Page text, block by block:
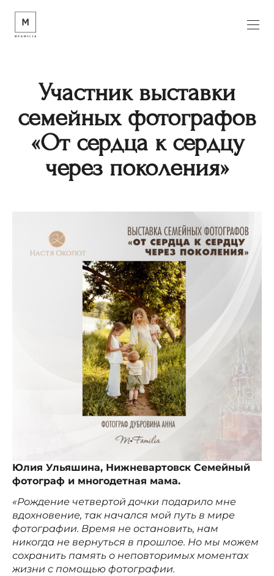
Участник выставки
семейных фотографов
«От сердца к сердцу
через поколения»
Юлия Ульяшина, Нижневартовск Семейный
фотограф и многодетная мама.
«Рождение четвертой дочки подарило мне
вдохновение, так начался мой путь в мире
фотографии. Время не остановить, нам
никогда не вернуться в прошлое. Но мы можем
сохранить память о неповторимых моментах
жизни с помощью фотографии.